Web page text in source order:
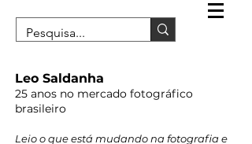
Leo Saldanha
25 anos no mercado fotográfico
brasileiro
Leio o que está mudando na fotografia e